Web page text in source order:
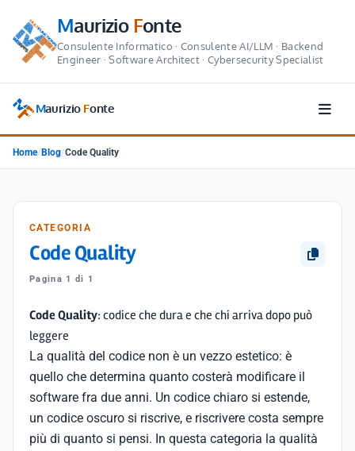
MaurizioFonte
Consulente Informatico · Consulente AI/LLM · Backend
Engineer · Software Architect · Cybersecurity Specialist
Maurizio Fonte
Home/ Blog/Code Quality
CATEGORIA
Code Quality
Pagina 1 di 1
Code Quality: codice che dura e che chi arriva dopo può
leggere
La qualità del codice non è un vezzo estetico: è
quello che determina quanto costerà modificare il
software fra due anni. Un codice chiaro si estende,
un codice oscuro si riscrive, e riscrivere costa sempre
più di quanto si pensi. In questa categoria la qualità